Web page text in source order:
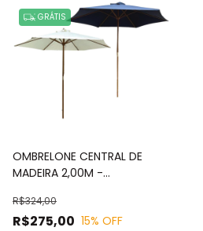
GRÁTIS
OMBRELONE CENTRAL DE
MADEIRA 2,00M -
R$275,00
R$324,00
15% OFF